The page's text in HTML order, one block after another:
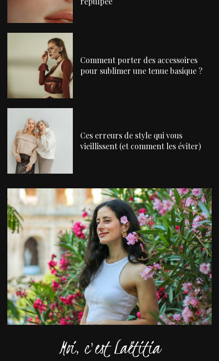
Comment porter des accessoires
pour sublimer une tenue basique ?
Ces erreurs de style qui vous
vieillissent (et comment les éviter)
Moi, c'est Laëtitia